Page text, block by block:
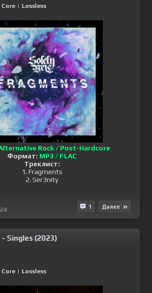
Сore | Lossless
Rock / Post-Hardcore
Формат: MP3 / FLAC
Треклист:
1. Fragments
2. Ser3nity
1 Далее
Singles (2023)
Сore | Lossless